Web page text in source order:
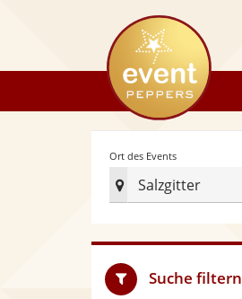
eventpeppers
Ort des Events
Salzgitter
Radius
Suche filtern